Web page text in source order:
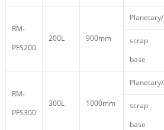
RM-
PFS200
200L 900mm
Planetary/
scrap
base
RM-
PFS300
300L 1000mm
Planetary/
scrap
base